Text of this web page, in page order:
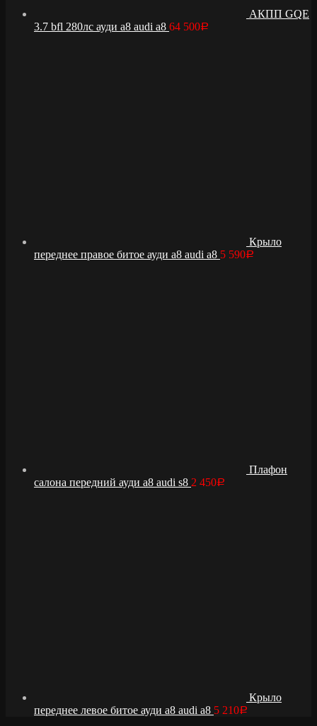
АКПП GQE
3.7 bfl 280лс ауди а8 audi a8 64 500Р
Крыло
переднее правое битое ауди а8 audi a8 5 590Р
Плафон
салона передний ауди а8 audi s8 2 450Р
Крыло
переднее левое битое ауди а8 audi a8 5 210Р